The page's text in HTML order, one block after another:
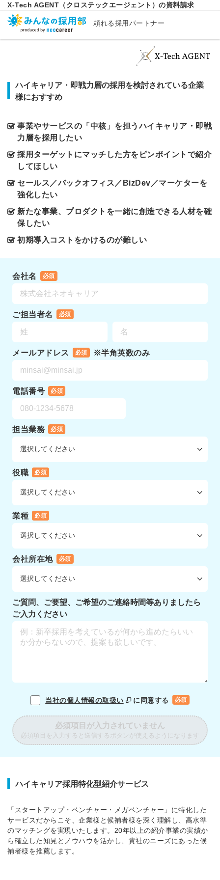
X-Tech AGENT（クロステックエージェント）の資料請求
頼れる採用パートナー
ハイキャリア・即戦力層の採用を検討されている企業
様におすすめ
事業やサービスの「中核」を担うハイキャリア・即戦
力層を採用したい
採用ターゲットにマッチした方をピンポイントで紹介
してほしい
セールス／バックオフィス／BizDev／マーケターを
強化したい
新たな事業、プロダクトを一緒に創造できる人材を確
保したい
初期導入コストをかけるのが難しい
会社名 必須
ご担当者名 必須
メールアドレス 必須 ※半角英数のみ
電話番号 必須
担当業務 必須
役職 必須
業種 必須
会社所在地 必須
ご質問、ご要望、ご希望のご連絡時間等ありましたら
ご入力ください
当社の個人情報の取扱い に同意する 必須
必須項目が入力されていません
必須項目を入力すると送信するボタンが使えるようになります
ハイキャリア採用特化型紹介サービス
「スタートアップ・ベンチャー・メガベンチャー」に特化した
サービスだからこそ、企業様と候補者様を深く理解し、高水準
のマッチングを実現いたします。20年以上の紹介事業の実績か
ら確立した知見とノウハウを活かし、貴社のニーズにあった候
補者様を推薦します。